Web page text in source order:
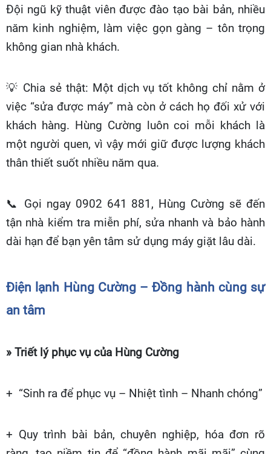
Đội ngũ kỹ thuật viên được đào tạo bài bản, nhiều
năm kinh nghiệm, làm việc gọn gàng – tôn trọng
không gian nhà khách.
💡 Chia sẻ thật: Một dịch vụ tốt không chỉ nằm ở
việc “sửa được máy” mà còn ở cách họ đối xử với
khách hàng. Hùng Cường luôn coi mỗi khách là
một người quen, vì vậy mới giữ được lượng khách
thân thiết suốt nhiều năm qua.
📞
Gọi ngay 0902 641 881, Hùng Cường sẽ đến
tận nhà kiểm tra miễn phí, sửa nhanh và bảo hành
dài hạn để bạn yên tâm sử dụng máy giặt lâu dài.
Điện lạnh Hùng Cường – Đồng hành cùng sự
an tâm
» Triết lý phục vụ của Hùng Cường
+ “Sinh ra để phục vụ – Nhiệt tình – Nhanh chóng”
+ Quy trình bài bản, chuyên nghiệp, hóa đơn rõ